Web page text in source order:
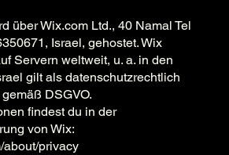
über Wix.com Ltd., 40 Namal Tel
Israel, gehostet. Wix
Servern weltweit, u. a. in den
gilt als datenschutzrechtlich
DSGVO.
findest du in der
von Wix:
about/privacy